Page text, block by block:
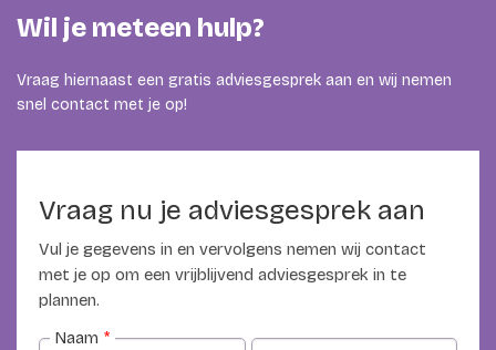
Wil je meteen hulp?
Vraag hiernaast een gratis adviesgesprek aan en wij nemen
snel contact met je op!
Vraag nu je adviesgesprek aan
Vul je gegevens in en vervolgens nemen wij contact
met je op om een vrijblijvend adviesgesprek in te
plannen.
Naam *